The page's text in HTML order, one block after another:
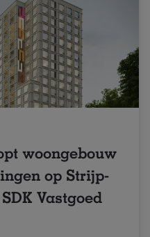
woongebouw
op Strijp-
Vastgoed